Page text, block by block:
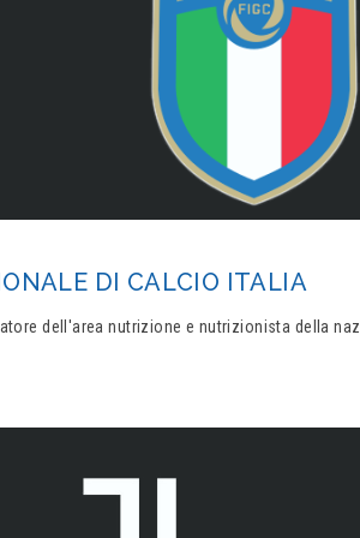
DI CALCIO ITALIA
dell'area nutrizione e nutrizionista della